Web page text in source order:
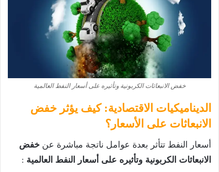
خفض الانبعاثات الكربونية وتأثيره على أسعار النفط العالمية
الديناميكيات الاقتصادية: كيف يؤثر خفض
الانبعاثات على الأسعار؟
أسعار النفط تتأثر بعدة عوامل ناتجة مباشرة عن خفض
الانبعاثات الكربونية وتأثيره على أسعار النفط العالمية :